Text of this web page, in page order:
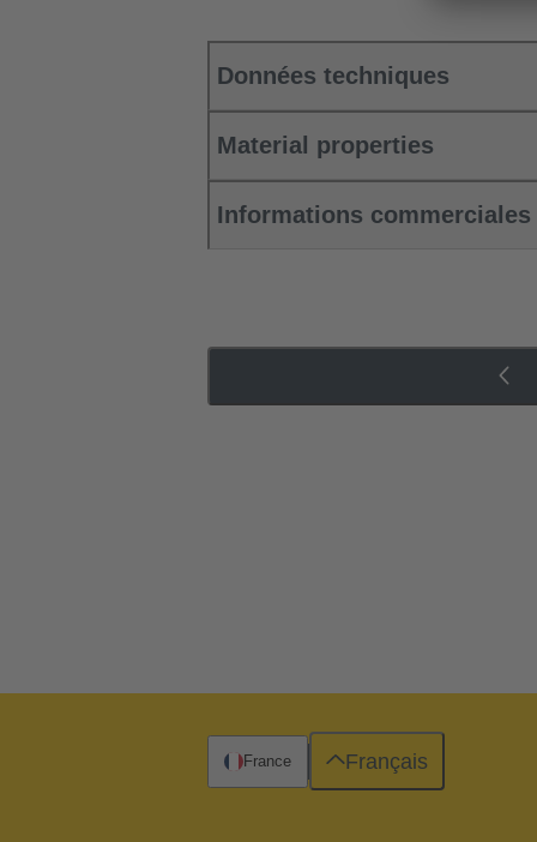
Données techniques
Material properties
Informations commerciales
France Français